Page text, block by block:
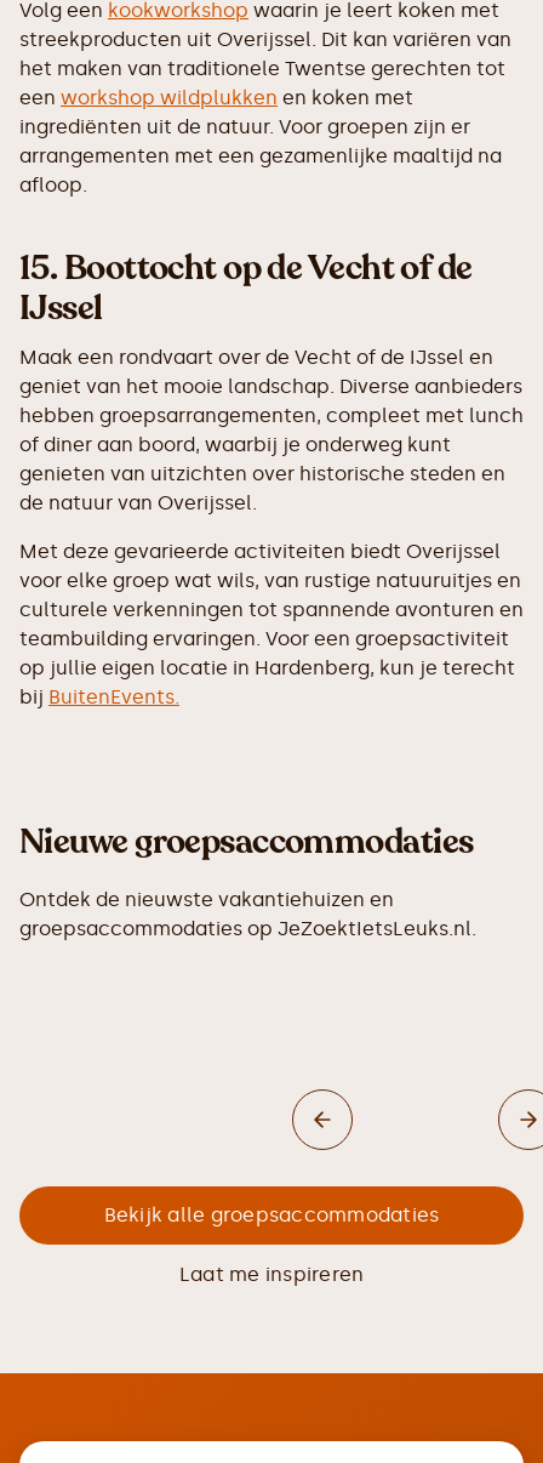
Volg een kookworkshop waarin je leert koken met
streekproducten uit Overijssel. Dit kan variëren van
het maken van traditionele Twentse gerechten tot
een workshop wildplukken en koken met
ingrediënten uit de natuur. Voor groepen zijn er
arrangementen met een gezamenlijke maaltijd na
afloop.
15.Boottocht op de Vecht of de
IJssel
Maak een rondvaart over de Vecht of de IJssel en
geniet van het mooie landschap. Diverse aanbieders
hebben groepsarrangementen, compleet met lunch
of diner aan boord, waarbij je onderweg kunt
genieten van uitzichten over historische steden en
de natuur van Overijssel.
Met deze gevarieerde activiteiten biedt Overijssel
voor elke groep wat wils, van rustige natuuruitjes en
culturele verkenningen tot spannende avonturen en
teambuilding ervaringen. Voor een groepsactiviteit
op jullie eigen locatie in Hardenberg, kun je terecht
bij BuitenEvents.
Nieuwe groepsaccommodaties
Ontdek de nieuwste vakantiehuizen en
groepsaccommodaties op JeZoektIetsLeuks.nl.
Bekijk alle groepsaccommodaties
Laat me inspireren